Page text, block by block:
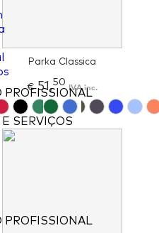
PROFISSIONAL
SERVIÇOS
PROFISSIONAL
Parka Classica
€51,50 IVA inc.